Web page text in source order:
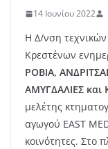
14 Ιουνίου 2022
Η Δ/νση
Κρεστένων
ΡΟΒΙΑ,
ΑΜΥΓΔΑΛΙΕΣ και
μελέτης
αγωγού EΑST
κοινότητες. Στο